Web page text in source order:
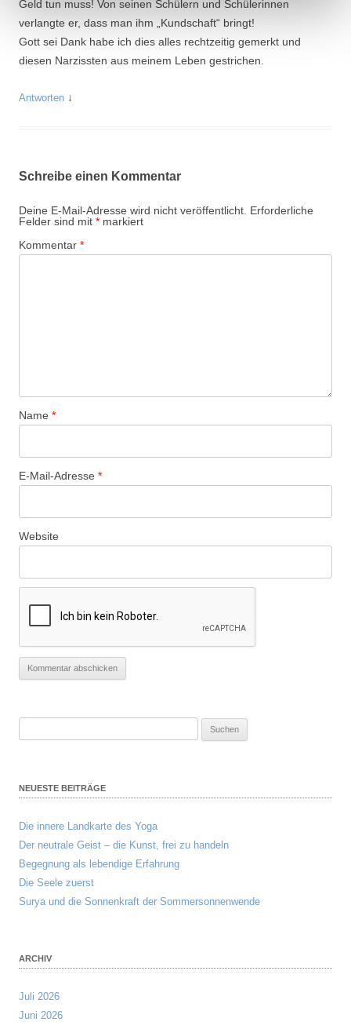
Geld tun muss! Von seinen Schülern und Schülerinnen
verlangte er, dass man ihm „Kundschaft“ bringt!
Gott sei Dank habe ich dies alles rechtzeitig gemerkt und
diesen Narzissten aus meinem Leben gestrichen.
Antworten ↓
Schreibe einen Kommentar
Deine E-Mail-Adresse wird nicht veröffentlicht. Erforderliche
Felder sind mit * markiert
Kommentar *
Name *
E-Mail-Adresse *
Website
NEUESTE BEITRÄGE
Die innere Landkarte des Yoga
Der neutrale Geist – die Kunst, frei zu handeln
Begegnung als lebendige Erfahrung
Die Seele zuerst
Surya und die Sonnenkraft der Sommersonnenwende
ARCHIV
Juli 2026
Juni 2026